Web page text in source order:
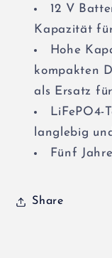
12 V
Kapazität
Hohe
kompakten
als Ersatz
LiFePO4-
langlebig
Fünf
Share